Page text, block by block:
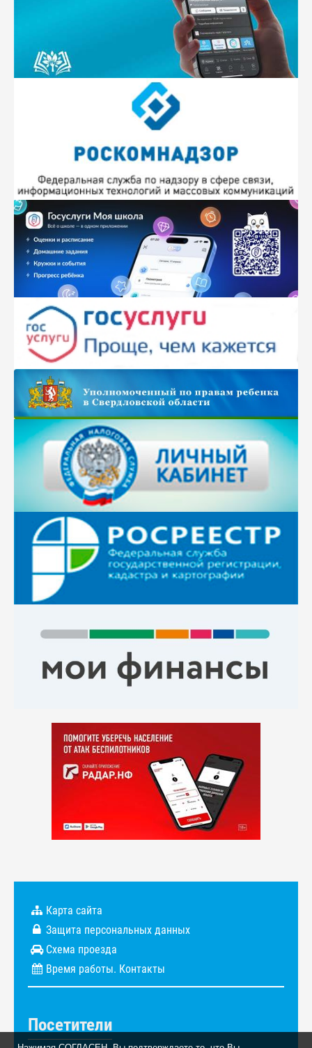
Карта сайта
Защита персональных данных
Схема проезда
Время работы. Контакты
Посетители